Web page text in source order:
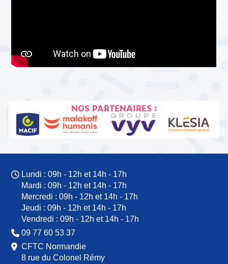
NOS PARTENAIRES :
Lundi : 09h - 12h et 14h - 17h
Mardi : 09h - 12h et 14h - 17h
Mercredi : 09h - 12h et 14h - 17h
Jeudi : 09h - 12h et 14h - 17h
Vendredi : 09h - 12h et 14h - 17h
09 77 60 53 37
CFTC Normandie
8 rue du Colonel Rémy